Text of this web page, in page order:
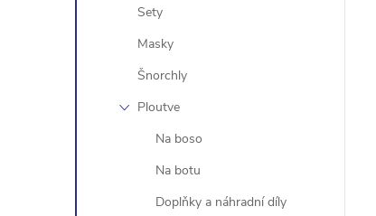
Sety
Masky
Šnorchly
Ploutve
Na boso
Na botu
Doplňky a náhradní díly